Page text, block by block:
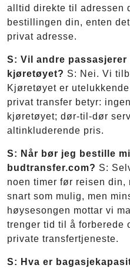
alltid direkte til adressen
bestillingen din, enten
privat adresse.
S: Vil andre passasjerer
kjøretøyet? S: Nei. Vi
Kjøretøyet er
privat transfer betyr:
kjøretøyet; dør-til-dør
altinkluderende pris.
S: Når bør jeg bestille
budtransfer.com? S:
noen timer før reisen
snart som mulig, men
høysesongen mottar vi
trenger tid til å forberede
private transfertjeneste.
S: Hva er